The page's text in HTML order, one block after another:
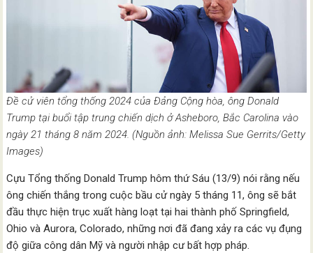
Đề cử viên tổng thống 2024 của Đảng Cộng hòa, ông Donald
Trump tại buổi tập trung chiến dịch ở Asheboro, Bắc Carolina vào
ngày 21 tháng 8 năm 2024. (Nguồn ảnh: Melissa Sue Gerrits/Getty
Images)
Cựu Tổng thống Donald Trump hôm thứ Sáu (13/9) nói rằng nếu
ông chiến thắng trong cuộc bầu cử ngày 5 tháng 11, ông sẽ bắt
đầu thực hiện trục xuất hàng loạt tại hai thành phố Springfield,
Ohio và Aurora, Colorado, những nơi đã đang xảy ra các vụ đụng
độ giữa công dân Mỹ và người nhập cư bất hợp pháp.